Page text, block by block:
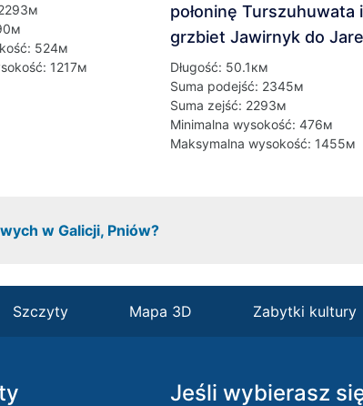
524м
1217м
połoninę Turszuhuwata i
grzbiet Jawirnyk do
Długość: 50.1км
Suma podejść: 2345м
Suma zejść: 2293м
Minimalna wysokość: 476м
Maksymalna wysokość: 1455м
w Galicji, Pniów?
Szczyty Mapa 3D Zabytki kultury
Jeśli wybierasz